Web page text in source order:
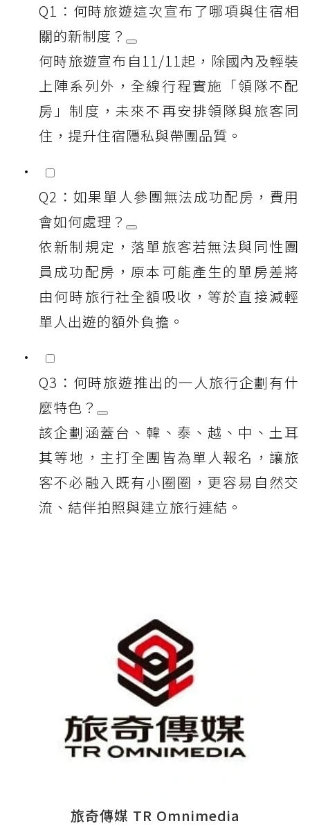
Q1：何時旅遊這次宣布了哪項與住宿相
關的新制度？
何時旅遊宣布自11/11起，除國內及輕裝
上陣系列外，全線行程實施「領隊不配
房」制度，未來不再安排領隊與旅客同
住，提升住宿隱私與帶團品質。
Q2：如果單人參團無法成功配房，費用
會如何處理？
依新制規定，落單旅客若無法與同性團
員成功配房，原本可能產生的單房差將
由何時旅行社全額吸收，等於直接減輕
單人出遊的額外負擔。
Q3：何時旅遊推出的一人旅行企劃有什
麼特色？
該企劃涵蓋台、韓、泰、越、中、土耳
其等地，主打全團皆為單人報名，讓旅
客不必融入既有小圈圈，更容易自然交
流、結伴拍照與建立旅行連結。
旅奇傳媒 TR Omnimedia